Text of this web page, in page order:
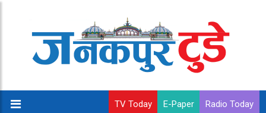
TV Today E-Paper Radio Today